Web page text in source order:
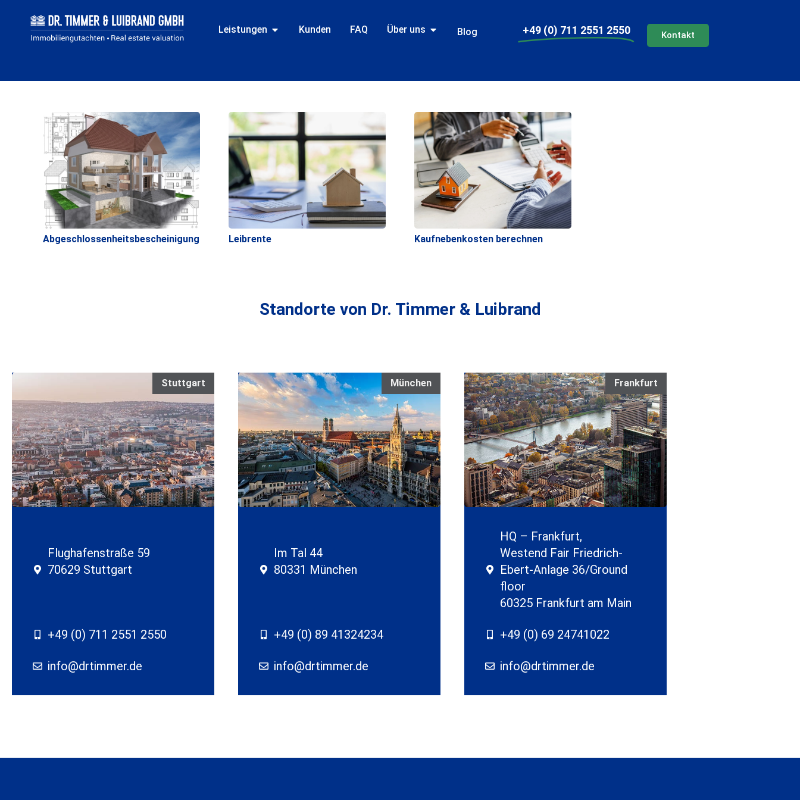
Leistungen Kunden FAQ Über uns Blog +49 (0) 711 2551 2550 Kontakt
Abgeschlossenheitsbescheinigung Leibrente Kaufnebenkosten berechnen
Standorte von Dr. Timmer & Luibrand
Stuttgart
Flughafenstraße 59
70629 Stuttgart
+49 (0) 711 2551 2550
info@drtimmer.de
München
Im Tal 44
80331 München
+49 (0) 89 41324234
info@drtimmer.de
Frankfurt
HQ – Frankfurt,
Westend Fair Friedrich-
Ebert-Anlage 36/Ground
floor
60325 Frankfurt am Main
+49 (0) 69 24741022
info@drtimmer.de